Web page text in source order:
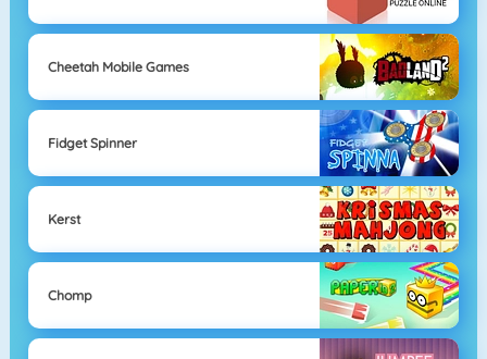
Cheetah Mobile Games
Fidget Spinner
Kerst
Chomp